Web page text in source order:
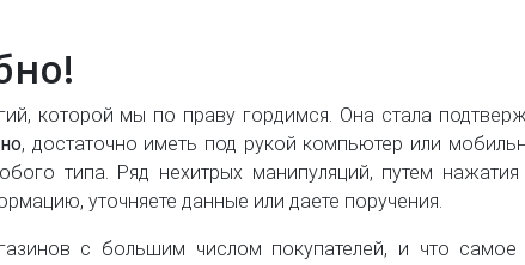
которой мы по праву гордимся. Она стала
, достаточно иметь под рукой компьютер или
типа. Ряд нехитрых манипуляций, путем
уточняете данные или даете поручения.
с большим числом покупателей, и что